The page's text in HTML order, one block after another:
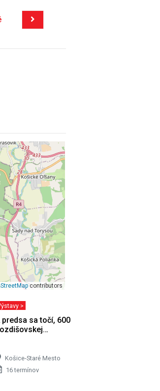
contributors
>
predsa sa točí, 600 rokov
Košice-Staré Mesto
16 termínov